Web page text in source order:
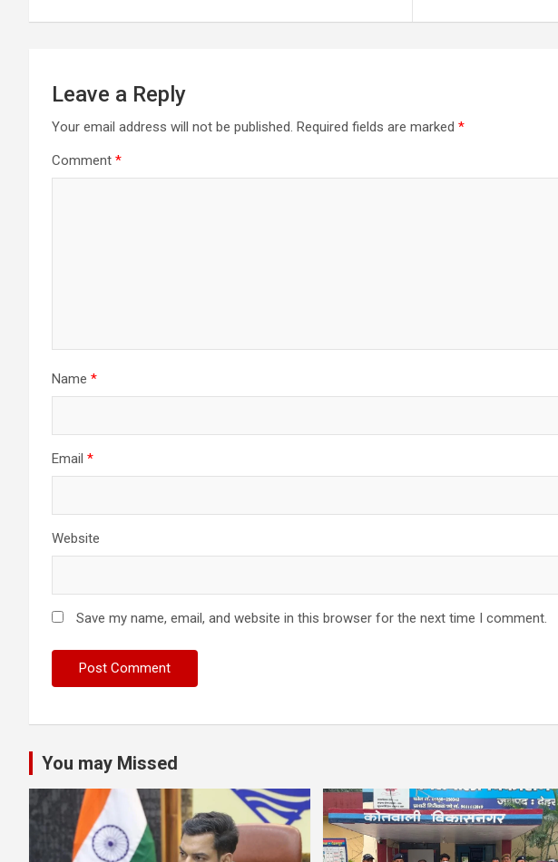
p
k
Leave a Reply
Your email address will not be published. Required fields are marked *
Comment *
Name *
Email *
Website
Save my name, email, and website in this browser for the next time I comment.
You may Missed